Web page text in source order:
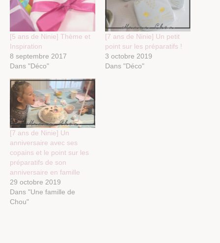
[5 ans de Ninie] Thème et
Inspiration
8 septembre 2017
Dans "Déco"
[7 ans de Ninie] Un petit
point sur les préparatifs !
3 octobre 2019
Dans "Déco"
[7 ans de Ninie] Un
anniversaire avec ses
copains et le point sur les
préparatifs de son
anniversaire en famille
29 octobre 2019
Dans "Une famille de
Chou"